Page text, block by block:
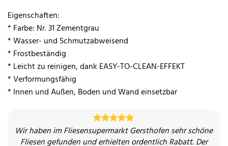
Eigenschaften:
* Farbe: Nr. 31 Zementgrau
* Wasser- und Schmutzabweisend
* Frostbeständig
* Leicht zu reinigen, dank EASY-TO-CLEAN-EFFEKT
* Verformungsfähig
* Innen und Außen, Boden und Wand einsetzbar
Wir haben im Fliesensupermarkt Gersthofen sehr schöne
Fliesen gefunden und erhielten ordentlich Rabatt. Der
Hallo zusammen.
Ich war heute ,den 28.5.2021 bei Ihnen in ihrer Filiale in
Sehr kompetentes und nettes Personal, sehr zu
empfehlen